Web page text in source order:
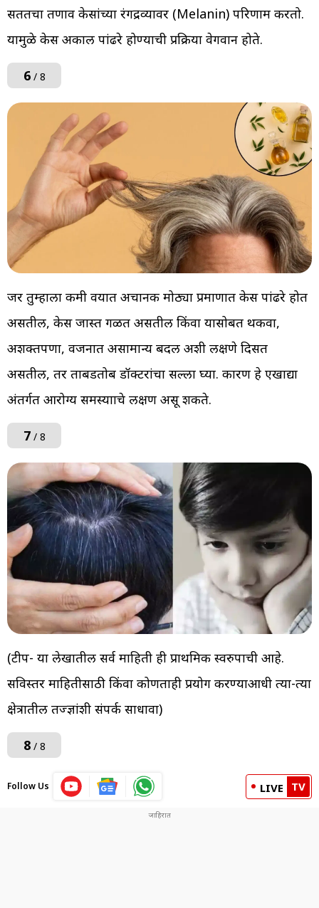
सततचा तणाव केसांच्या रंगद्रव्यावर (Melanin) परिणाम करतो.
यामुळे केस अकाली पांढरे होण्याची प्रक्रिया वेगवान होते.
6/ 8
जर तुम्हाला कमी वयात अचानक मोठ्या प्रमाणात केस पांढरे होत
असतील, केस जास्त गळत असतील किंवा यासोबत थकवा,
अशक्तपणा, वजनात असामान्य बदल अशी लक्षणे दिसत
असतील, तर ताबडतोब डॉक्टरांचा सल्ला घ्या. कारण हे एखाद्या
अंतर्गत आरोग्य समस्यााचे लक्षण असू शकते.
7/ 8
(टीप- या लेखातील सर्व माहिती ही प्राथमिक स्वरुपाची आहे.
सविस्तर माहितीसाठी किंवा कोणताही प्रयोग करण्याआधी त्या-त्या
क्षेत्रातील तज्ज्ञांशी संपर्क साधावा)
8/ 8
Follow Us LIVE TV